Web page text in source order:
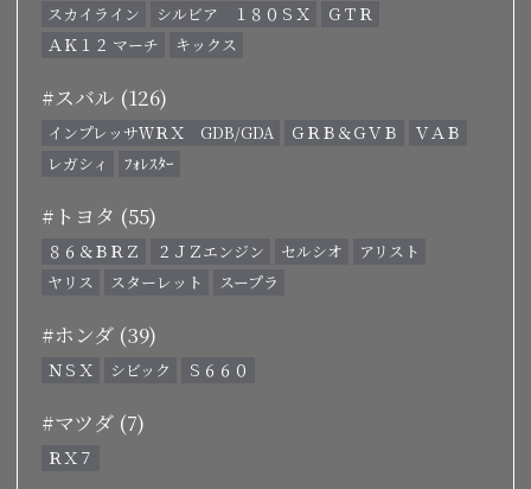
スカイライン
シルビア １８０ＳＸ
ＧＴＲ
ＡＫ１２ マーチ
キックス
#スバル (126)
インプレッサＷＲＸ GDB/GDA ＧＲＢ＆ＧＶＢ
ＶＡＢ
レガシィ
ﾌｫﾚｽﾀｰ
#トヨタ (55)
８６＆ＢＲＺ ２ＪＺエンジン セルシオ
アリスト
ヤリス
スターレット スープラ
#ホンダ (39)
ＮＳＸ シビック Ｓ６６０
#マツダ (7)
ＲＸ７